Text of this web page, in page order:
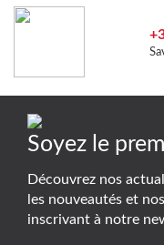
Soyez le
Découvrez nos
les nouveautés et
inscrivant à notre